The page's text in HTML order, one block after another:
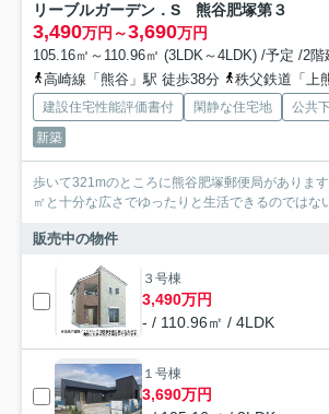
リーブルガーデン．S 熊谷肥塚第３
3,490万円～3,690万円
105.16㎡～110.96㎡ (3LDK～4LDK) /予定 /2階
高崎線「熊谷」駅 徒歩38分
秩父鉄道「上
建設住宅性能評価書付 閑静な住宅地
公共
新築
歩いて321mのところに熊谷肥塚郵便局がありま
㎡と十分な広さでゆったりと生活できるのではな
販売中の物件
３号棟
3,490万円
- / 110.96㎡ / 4LDK
１号棟
3,690万円